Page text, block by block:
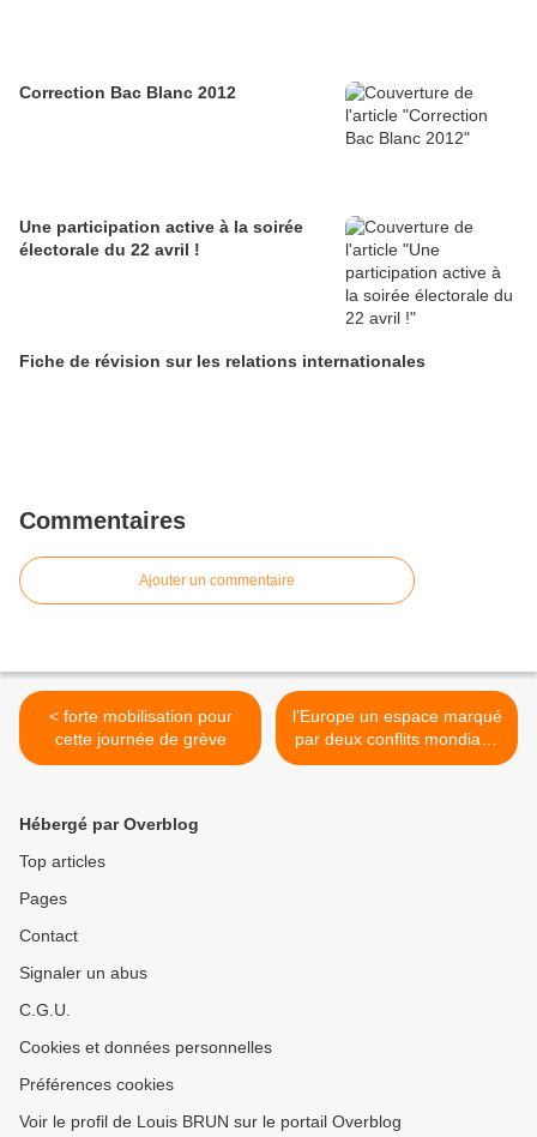
Correction Bac Blanc 2012
Une participation active à la soirée
électorale du 22 avril !
Fiche de révision sur les relations internationales
Commentaires
Ajouter un commentaire
< forte mobilisation pour
cette journée de grève
l’Europe un espace marqué
par deux conflits mondiaux
>
Hébergé par Overblog
Top articles
Pages
Contact
Signaler un abus
C.G.U.
Cookies et données personnelles
Préférences cookies
Voir le profil de Louis BRUN sur le portail Overblog